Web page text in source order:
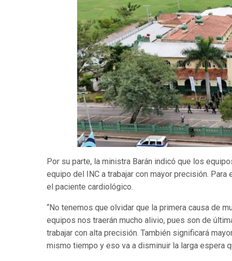
Por su parte, la ministra Barán indicó que los
equipo del INC a trabajar con mayor precisión.
el paciente cardiológico.
“No tenemos que olvidar que la primera causa de
equipos nos traerán mucho alivio, pues son de
trabajar con alta precisión. También significará
mismo tiempo y eso va a disminuir la larga espera